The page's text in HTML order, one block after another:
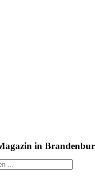
in